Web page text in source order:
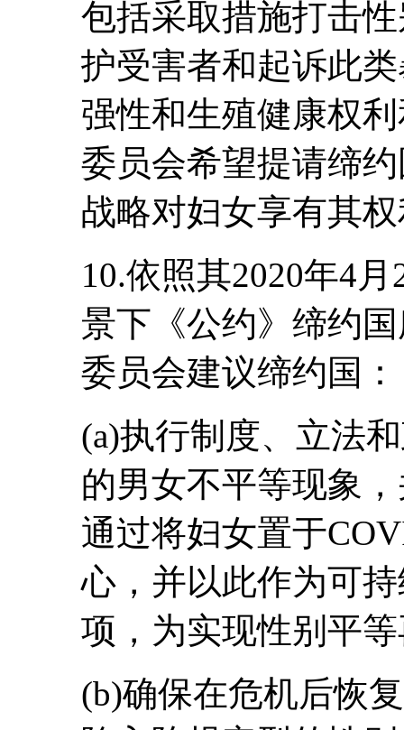
包括采取措施打击
护受害者和起诉此
强性和生殖健康权
委员会希望提请缔
战略对妇女享有其
10.依照其2020年4
景下《公约》缔约
委员会建议缔约国：
(a)执行制度、立法
的男女不平等现象
通过将妇女置于
心，并以此作为可
项，为实现性别平
(b)确保在危机后恢